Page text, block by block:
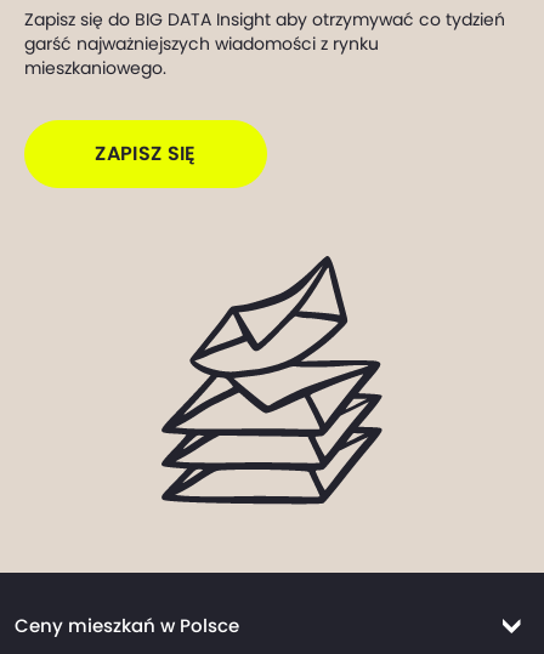
Zapisz się do BIG DATA Insight aby otrzymywać co tydzień
garść najważniejszych wiadomości z rynku
mieszkaniowego.
ZAPISZ SIĘ
Ceny mieszkań w Polsce